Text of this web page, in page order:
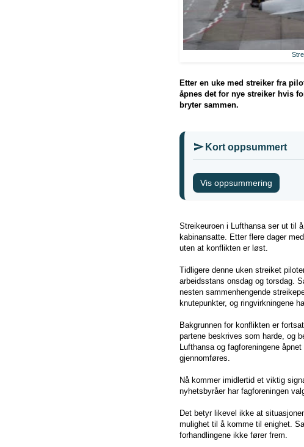
Etter en uke med streiker fra
åpnes det for nye streiker hvis
bryter sammen.
Kort oppsummert
Vis oppsummering
Streikeuroen i Lufthansa ser ut til
kabinansatte. Etter flere dager
uten at konflikten er løst.
Tidligere denne uken streiket
arbeidsstans onsdag og torsdag.
nesten sammenhengende
knutepunkter, og ringvirkningene
Bakgrunnen for konflikten er
partene beskrives som harde, og
Lufthansa og fagforeningene
gjennomføres.
Nå kommer imidlertid et viktig
nyhetsbyråer har fagforeningen
Det betyr likevel ikke at
mulighet til å komme til enighet.
forhandlingene ikke fører frem.